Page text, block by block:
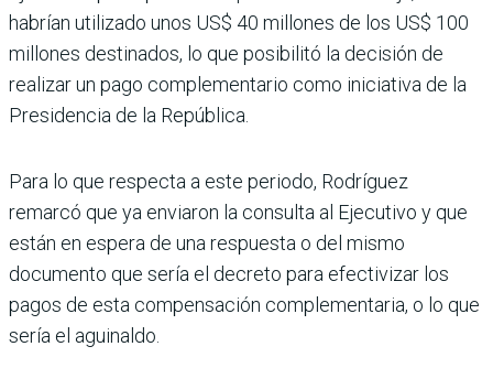
habrían utilizado unos US$ 40 millones de los US$ 100
millones destinados, lo que posibilitó la decisión de
realizar un pago complementario como iniciativa de la
Presidencia de la República.
Para lo que respecta a este periodo, Rodríguez
remarcó que ya enviaron la consulta al Ejecutivo y que
están en espera de una respuesta o del mismo
documento que sería el decreto para efectivizar los
pagos de esta compensación complementaria, o lo que
sería el aguinaldo.